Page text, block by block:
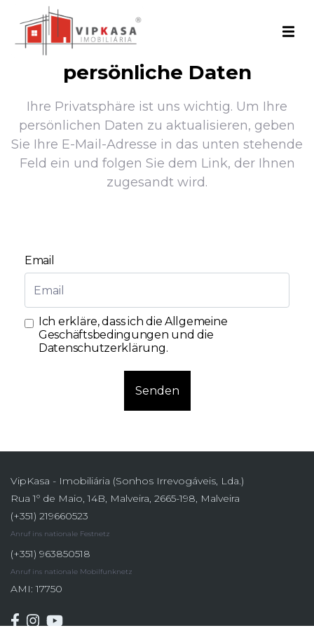
persönliche Daten
Ihre Privatsphäre ist uns wichtig. Um Ihre
persönlichen Daten zu aktualisieren, geben
Sie Ihre E-Mail-Adresse in das unten stehende
Feld ein und folgen Sie dem Link, der Ihnen
zugesandt wird.
Email
Ich erkläre, dass ich die Allgemeine
Geschäftsbedingungen und die
Datenschutzerklärung.
Senden
VipKasa - Imobiliária (Sonhos Irrevogáveis, Lda.)
Rua 1º de Maio, 14B, Malveira, 2665-198, Malveira
(+351) 219660523
Anruf ins nationale Festnetz
(+351) 963850518
Anruf ins nationale Mobilfunknetz
AMI: 17750